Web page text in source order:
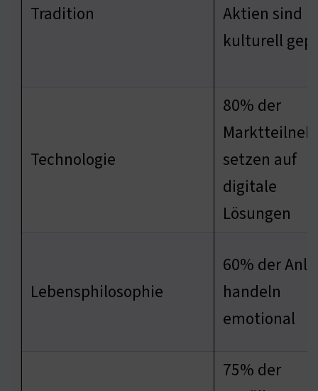
Tradition
Aktien sind
kulturell
Technologie
80% der
setzen auf
digitale
Lösungen
Lebensphilosophie
60% der
handeln
emotional
75% der